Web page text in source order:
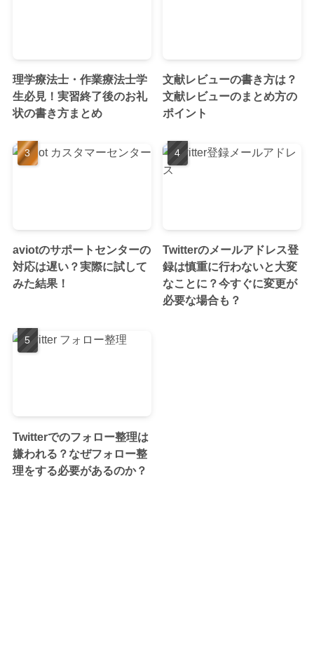
理学療法士・作業療法士学
生必見！実習終了後のお礼
状の書き方まとめ
文献レビューの書き方は？
文献レビューのまとめ方の
ポイント
aviotのサポートセンターの
対応は遅い？実際に試して
みた結果！
Twitterのメールアドレス登
録は慎重に行わないと大変
なことに？今すぐに変更が
必要な場合も？
Twitterでのフォロー整理は
嫌われる？なぜフォロー整
理をする必要があるのか？